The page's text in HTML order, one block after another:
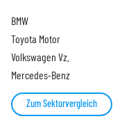
BMW
Toyota Motor
Volkswagen Vz.
Mercedes-Benz
Zum Sektorvergleich